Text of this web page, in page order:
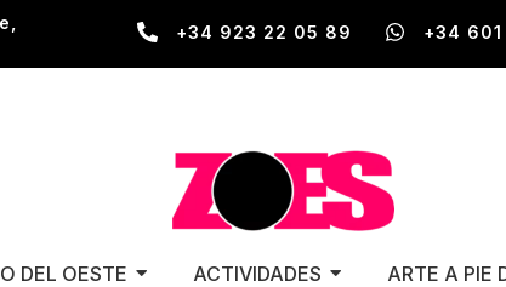
+34 923 22 05 89 +34 601
DEL OESTE ACTIVIDADES ARTE A PIE